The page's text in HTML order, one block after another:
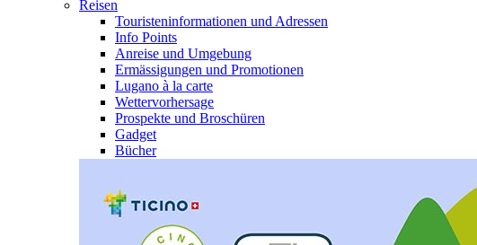
Reisen
Touristeninformationen und Adressen
Info Points
Anreise und Umgebung
Ermässigungen und Promotionen
Lugano à la carte
Wettervorhersage
Prospekte und Broschüren
Gadget
Bücher